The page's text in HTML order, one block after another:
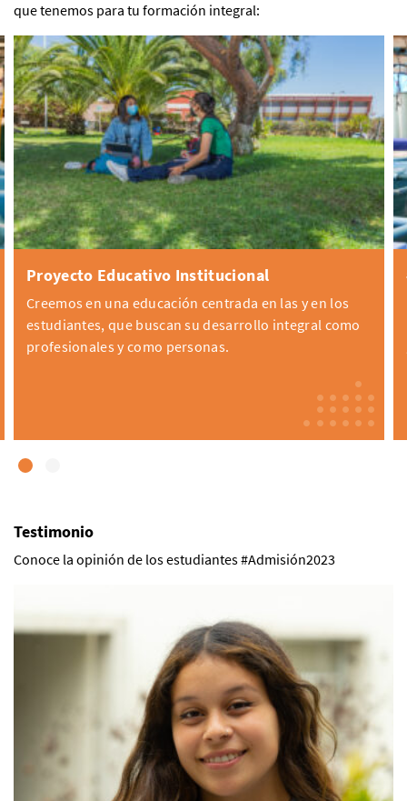
que tenemos para tu formación integral:
Proyecto Educativo Institucional
Creemos en una educación centrada en las y en los
estudiantes, que buscan su desarrollo integral como
profesionales y como personas.
Testimonio
Conoce la opinión de los estudiantes #Admisión2023